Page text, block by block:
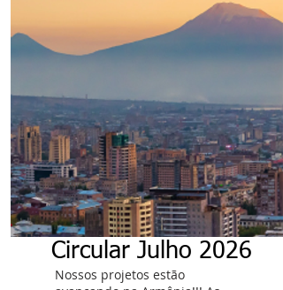
Circular Julho 2026
Nossos projetos estão